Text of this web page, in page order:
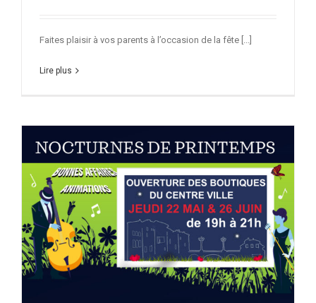
Faites plaisir à vos parents à l’occasion de la fête [...]
Lire plus